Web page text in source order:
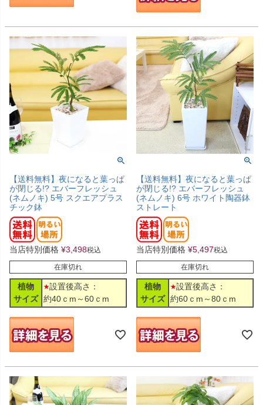
【送料無料】夜になると葉っぱ
が閉じる!? エバーフレッシュ
(ネムノキ) 5号 スクエアプラス
チック鉢
当店特別価格 ¥3,498税込
在庫切れ
植物
サイズ
設置後高さ：
約40ｃm～60ｃm
【送料無料】夜になると葉っぱ
が閉じる!? エバーフレッシュ
(ネムノキ) 6号 ホワイト陶器鉢
ストレート
当店特別価格 ¥5,497税込
在庫切れ
植物
サイズ
設置後高さ：
約60ｃm～80ｃm